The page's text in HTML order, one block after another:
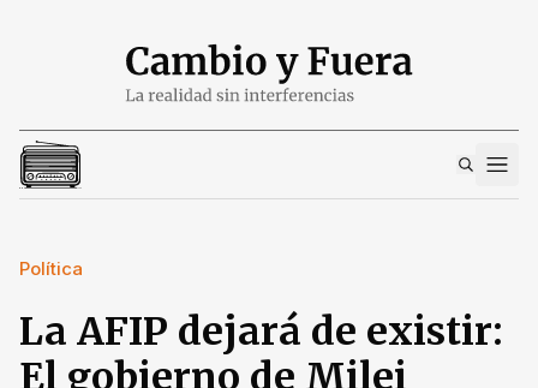
Política
La AFIP dejará de existir:
El gobierno de Milei